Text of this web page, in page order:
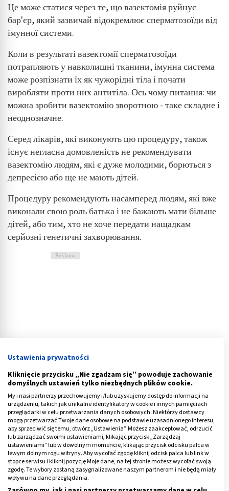
Це може статися через те, що вазектомія руйнує
бар'єр, який зазвичай відокремлює сперматозоїди від
імунної системи.
Коли в результаті вазектомії сперматозоїди
потрапляють у навколишні тканини, імунна система
може розпізнати їх як чужорідні тіла і почати
виробляти проти них антитіла. Ось чому питання: чи
можна зробити вазектомію зворотною - таке складне і
неоднозначне.
Серед лікарів, які виконують цю процедуру, також
існує негласна домовленість не рекомендувати
вазектомію людям, які є дуже молодими, борються з
депресією або ще не мають дітей.
Процедуру рекомендують насамперед людям, які вже
виконали свою роль батька і не бажають мати більше
дітей, або тим, хто не хоче передати нащадкам
серйозні генетичні захворювання.
Reklama
Ефективність вазектомії. Які існують
ризики для вагітності?
Вазектомія все ще залишається забороненою темою
для багатьох. Найпоширеніший міф про цю
процедуру стосується питання вазектомії та еякуляції.
Ustawienia prywatności
Kliknięcie przycisku „Nie zgadzam się” powoduje zachowanie
domyślnych ustawień tylko niezbędnych plików cookie.
My i nasi partnerzy przechowujemy i/lub uzyskujemy dostęp do informacji na
urządzeniu, takich jak unikalne identyfikatory w cookie i innych pamięciach
przeglądarki w celu przetwarzania danych osobowych. Niektórzy dostawcy
mogą przetwarzać Twoje dane osobowe na podstawie uzasadnionego interesu,
aby sprzeciwić się temu, otwórz „Ustawienia”. Możesz zaakceptować, odrzucić
lub zarządzać swoimi ustawieniami, klikając przycisk „Zarządzaj
ustawieniami” lub w dowolnym momencie, klikając przycisk odcisku palca w
lewym dolnym rogu witryny. Aby wycofać zgodę kliknij odcisk palca lub link w
stopce serwisu i kliknij pozycję Moje dane, na tej stronie możesz wycofać swoją
zgodę. Te wybory zostaną zasygnalizowane naszym partnerom i nie będą miały
wpływu na dane przeglądania.